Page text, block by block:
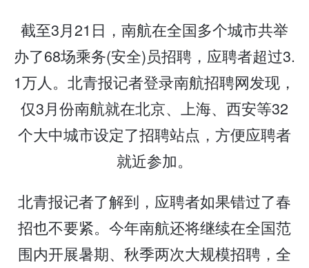
截至3月21日，南航在全国多个城市共举
办了68场乘务(安全)员招聘，应聘者超过3.
1万人。北青报记者登录南航招聘网发现，
仅3月份南航就在北京、上海、西安等32
个大中城市设定了招聘站点，方便应聘者
就近参加。
北青报记者了解到，应聘者如果错过了春
招也不要紧。今年南航还将继续在全国范
围内开展暑期、秋季两次大规模招聘，全